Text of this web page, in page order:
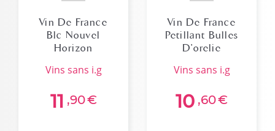
Vin De France
Blc Nouvel
Horizon
Mordoree 2024
vins sans i.g
11 ,90€
Vin De France
Petillant Bulles
D'orelie
Ardechois
vins sans i.g
10 ,60€